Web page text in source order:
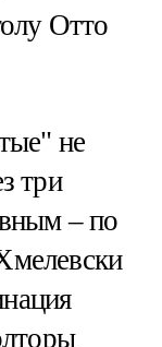
Отто
не
три
– по